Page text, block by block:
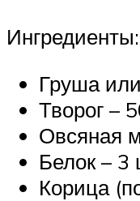
Ингредиенты:
Груша
Творог –
Овсяная
Белок – 3
Корица